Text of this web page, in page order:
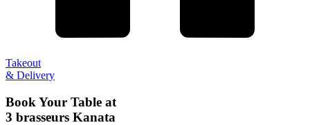
Takeout
& Delivery
Book Your Table at
3 brasseurs Kanata